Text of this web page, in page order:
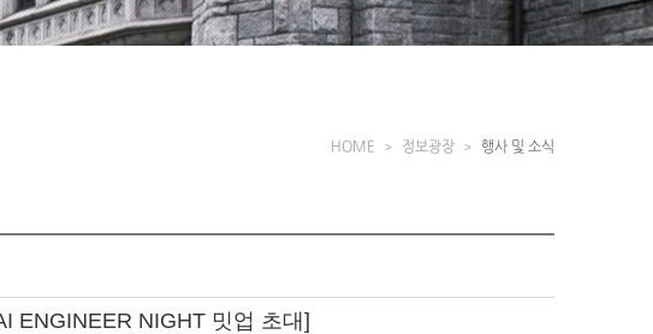
HOME 정보광장 행사 및 소식
ENGINEER NIGHT 밋업 초대]